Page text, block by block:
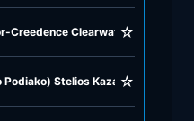
Creedence Clearwater Revival
☆
Stelios Kazantzidis (1996)
☆